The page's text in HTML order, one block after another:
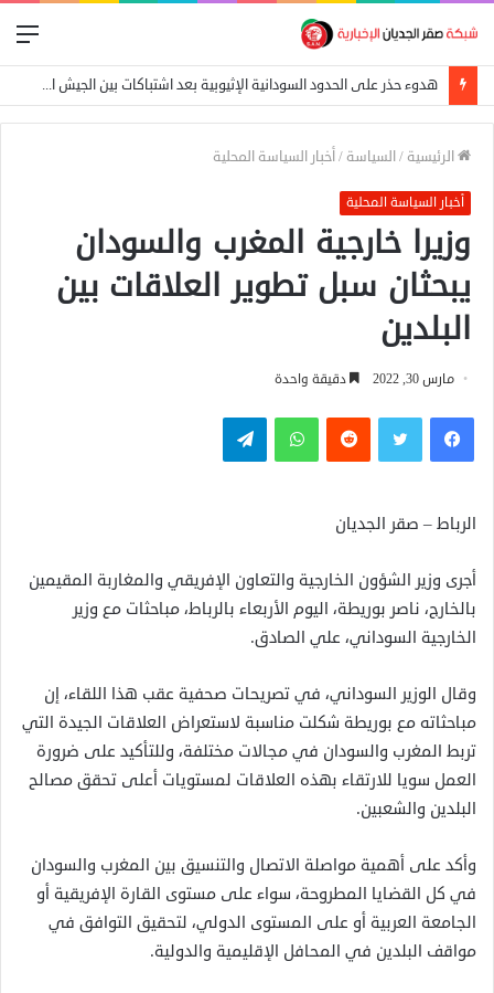
هدوء حذر على الحدود السودانية الإثيوبية بعد اشتباكات بين الجيش الفيدرالي وجبهة تيغراي
الرئيسية /السياسة /أخبار السياسة المحلية
أخبار السياسة المحلية
وزيرا خارجية المغرب والسودان
يبحثان سبل تطوير العلاقات بين
البلدين
مارس 30, 2022 دقيقة واحدة
فيسبوكتويتر واتساب تيلقرام
الرباط – صقر الجديان
أجرى وزير الشؤون الخارجية والتعاون الإفريقي والمغاربة المقيمين
بالخارج، ناصر بوريطة، اليوم الأربعاء بالرباط، مباحثات مع وزير
الخارجية السوداني، علي الصادق.
وقال الوزير السوداني، في تصريحات صحفية عقب هذا اللقاء، إن
مباحثاته مع بوريطة شكلت مناسبة لاستعراض العلاقات الجيدة التي
تربط المغرب والسودان في مجالات مختلفة، وللتأكيد على ضرورة
العمل سويا للارتقاء بهذه العلاقات لمستويات أعلى تحقق مصالح
البلدين والشعبين.
وأكد على أهمية مواصلة الاتصال والتنسيق بين المغرب والسودان
في كل القضايا المطروحة، سواء على مستوى القارة الإفريقية أو
الجامعة العربية أو على المستوى الدولي، لتحقيق التوافق في
مواقف البلدين في المحافل الإقليمية والدولية.